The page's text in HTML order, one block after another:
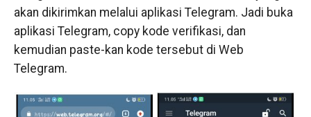
akan dikirimkan melalui aplikasi Telegram. Jadi buka
aplikasi Telegram, copy kode verifikasi, dan
kemudian paste-kan kode tersebut di Web
Telegram.